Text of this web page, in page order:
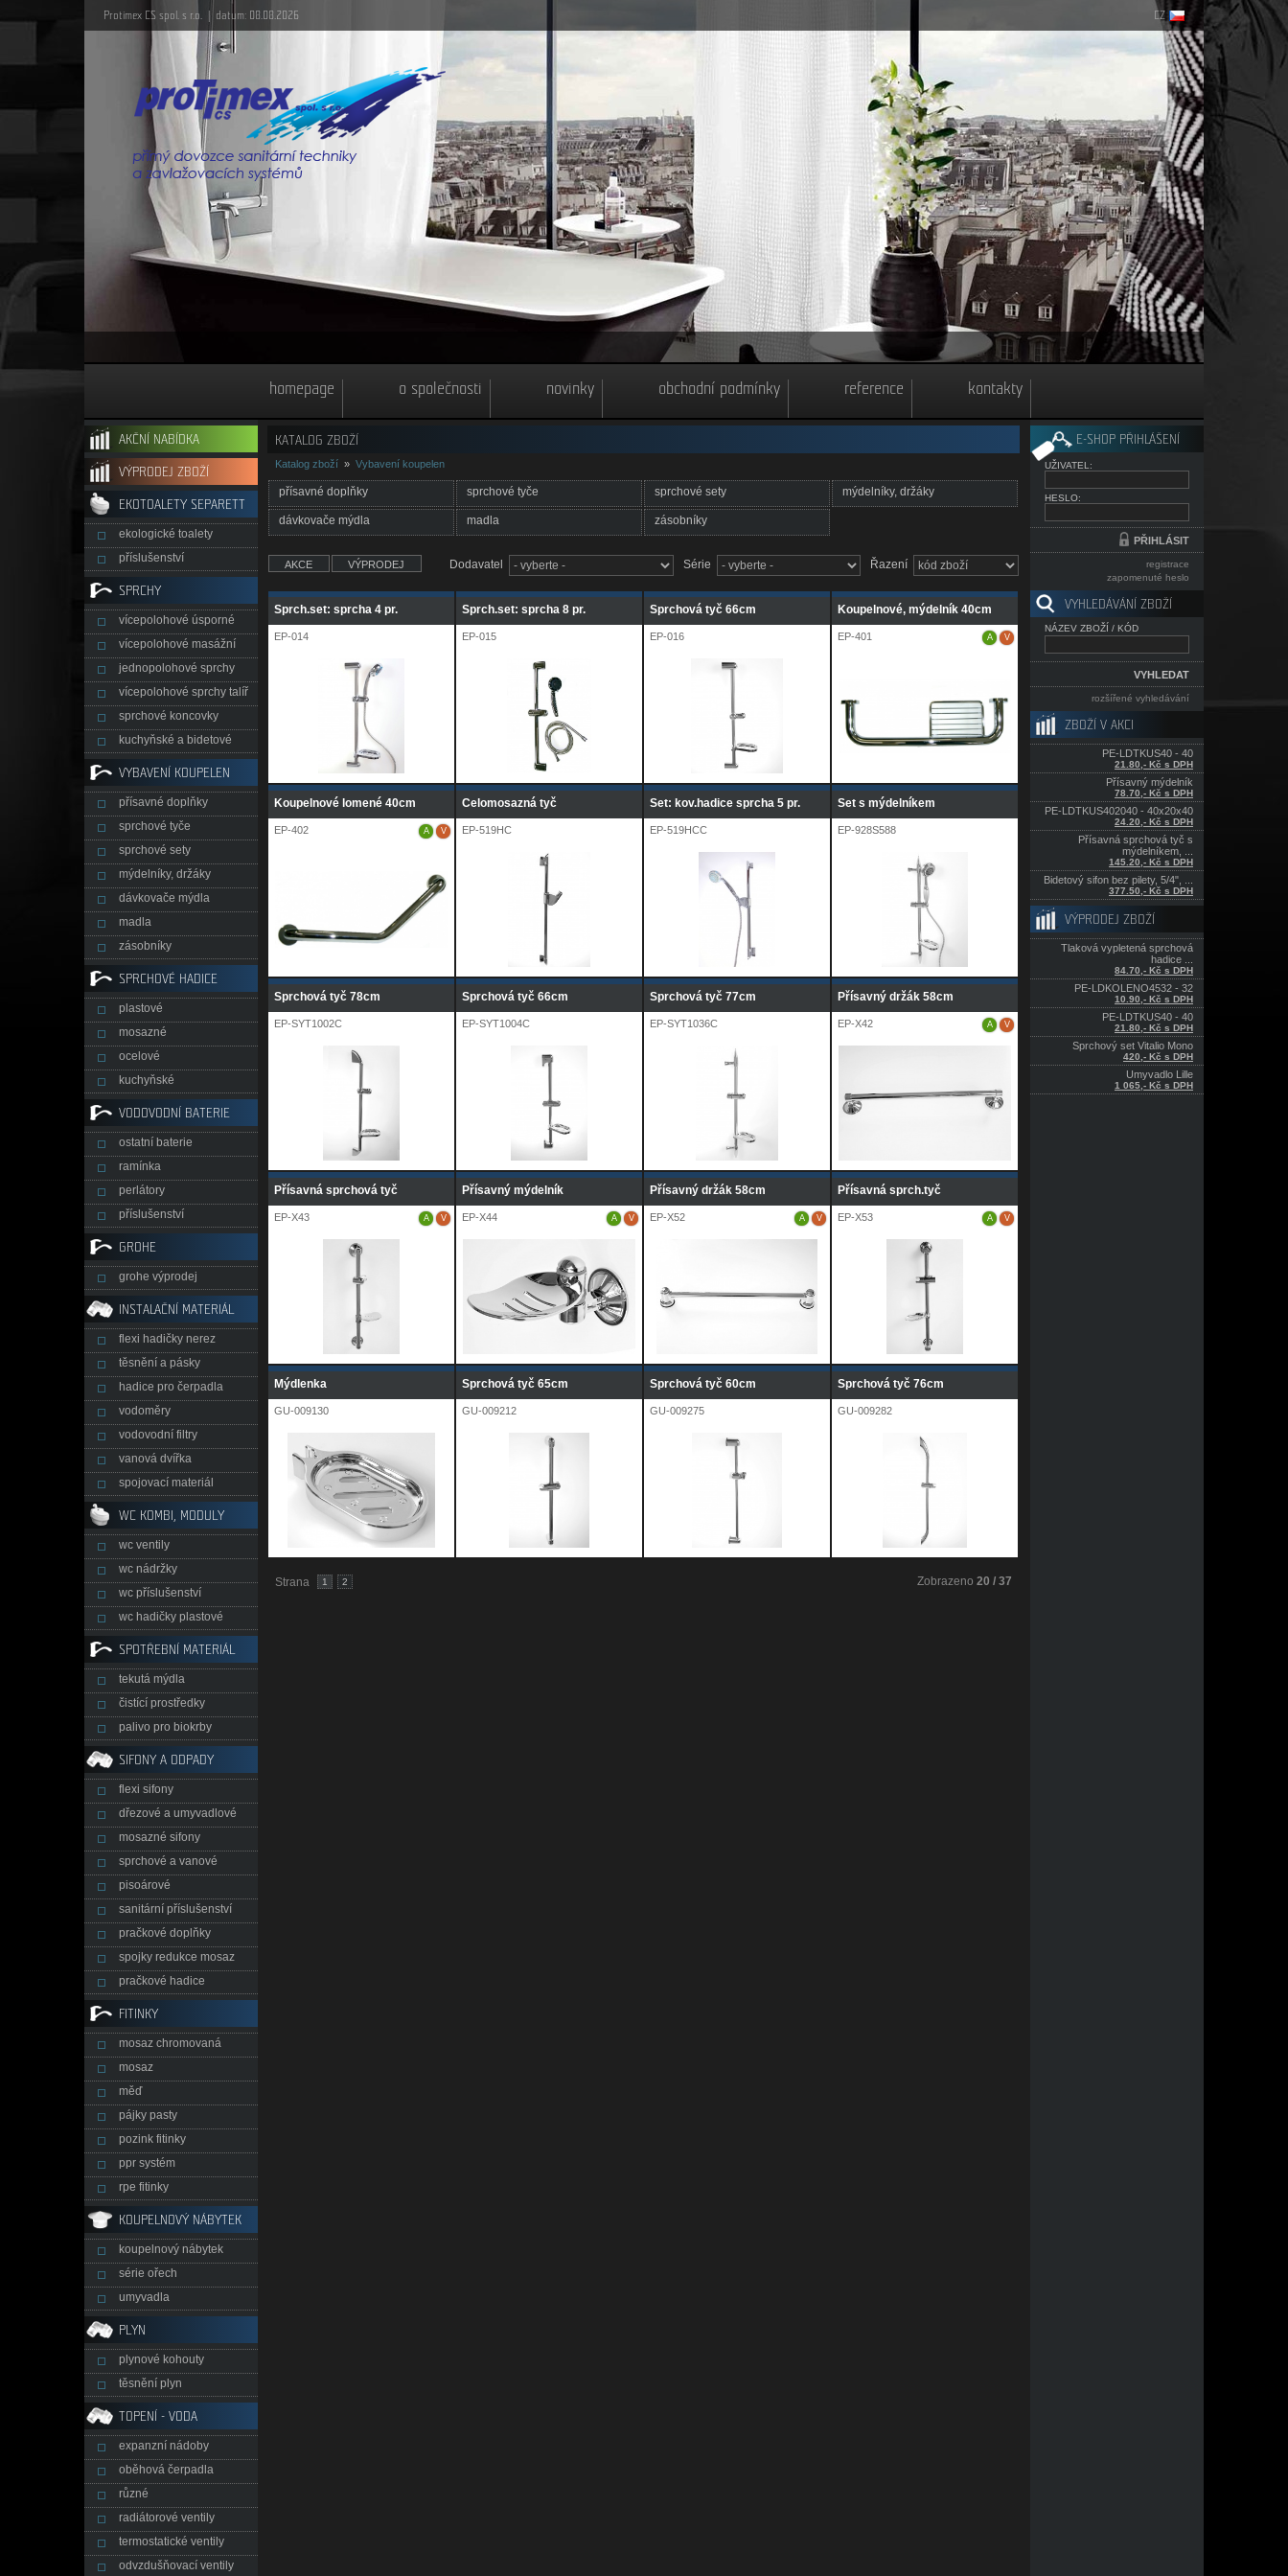
Protimex CS spol. s r.o. | datum: 08.08.2026 CZ
homepage o společnosti novinky obchodní podmínky reference kontakty
AKČNÍ NABÍDKA
VÝPRODEJ ZBOŽÍ
EKOTOALETY SEPARETT
ekologické toalety
příslušenství
SPRCHY
vícepolohové úsporné
vícepolohové masážní
jednopolohové sprchy
vícepolohové sprchy talíř
sprchové koncovky
kuchyňské a bidetové
VYBAVENÍ KOUPELEN
přísavné doplňky
sprchové tyče
sprchové sety
mýdelníky, držáky
dávkovače mýdla
madla
zásobníky
SPRCHOVÉ HADICE
plastové
mosazné
ocelové
kuchyňské
VODOVODNÍ BATERIE
ostatní baterie
ramínka
perlátory
příslušenství
GROHE
grohe výprodej
INSTALAČNÍ MATERIÁL
flexi hadičky nerez
těsnění a pásky
hadice pro čerpadla
vodoměry
vodovodní filtry
vanová dvířka
spojovací materiál
WC KOMBI, MODULY
wc ventily
wc nádržky
wc příslušenství
wc hadičky plastové
SPOTŘEBNÍ MATERIÁL
tekutá mýdla
čistící prostředky
palivo pro biokrby
SIFONY A ODPADY
flexi sifony
dřezové a umyvadlové
mosazné sifony
sprchové a vanové
pisoárové
sanitární příslušenství
pračkové doplňky
spojky redukce mosaz
pračkové hadice
FITINKY
mosaz chromovaná
mosaz
měď
pájky pasty
pozink fitinky
ppr systém
rpe fitinky
KOUPELNOVÝ NÁBYTEK
koupelnový nábytek
série ořech
umyvadla
PLYN
plynové kohouty
těsnění plyn
TOPENÍ - VODA
expanzní nádoby
oběhová čerpadla
různé
radiátorové ventily
termostatické ventily
odvzdušňovací ventily
KATALOG ZBOŽÍ
Katalog zboží » Vybavení koupelen
přísavné doplňky sprchové tyče sprchové sety mýdelníky, držáky
dávkovače mýdla madla zásobníky
Řazení
Série
Dodavatel
AKCE VÝPRODEJ
Sprch.set: sprcha 4 pr.
EP-014
Sprch.set: sprcha 8 pr.
EP-015
Sprchová tyč 66cm
EP-016
Koupelnové, mýdelník 40cm
EP-401 A V
Koupelnové lomené 40cm
EP-402 A V
Celomosazná tyč
EP-519HC
Set: kov.hadice sprcha 5 pr.
EP-519HCC
Set s mýdelníkem
EP-928S588
Sprchová tyč 78cm
EP-SYT1002C
Sprchová tyč 66cm
EP-SYT1004C
Sprchová tyč 77cm
EP-SYT1036C
Přísavný držák 58cm
EP-X42 A V
Přísavná sprchová tyč
EP-X43 A V
Přísavný mýdelník
EP-X44 A V
Přísavný držák 58cm
EP-X52 A V
Přísavná sprch.tyč
EP-X53 A V
Mýdlenka
GU-009130
Sprchová tyč 65cm
GU-009212
Sprchová tyč 60cm
GU-009275
Sprchová tyč 76cm
GU-009282
Zobrazeno 20 / 37
Strana 1 2
E-SHOP PŘIHLÁŠENÍ
UŽIVATEL:
HESLO:
registrace
zapomenuté heslo
VYHLEDÁVÁNÍ ZBOŽÍ
NÁZEV ZBOŽÍ / KÓD
rozšířené vyhledávání
ZBOŽÍ V AKCI
PE-LDTKUS40 - 40
21.80,- Kč s DPH
Přísavný mýdelník
78.70,- Kč s DPH
PE-LDTKUS402040 - 40x20x40
24.20,- Kč s DPH
Přísavná sprchová tyč s
mýdelníkem, ...
145.20,- Kč s DPH
Bidetový sifon bez pilety, 5/4", ...
377.50,- Kč s DPH
VÝPRODEJ ZBOŽÍ
Tlaková vypletená sprchová
hadice ...
84.70,- Kč s DPH
PE-LDKOLENO4532 - 32
10.90,- Kč s DPH
PE-LDTKUS40 - 40
21.80,- Kč s DPH
Sprchový set Vitalio Mono
420,- Kč s DPH
Umyvadlo Lille
1 065,- Kč s DPH